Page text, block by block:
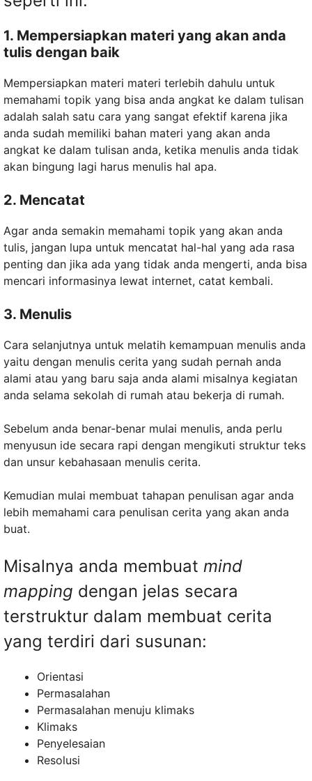
1. Mempersiapkan materi yang akan anda
tulis dengan baik
Mempersiapkan materi materi terlebih dahulu untuk
memahami topik yang bisa anda angkat ke dalam tulisan
adalah salah satu cara yang sangat efektif karena jika
anda sudah memiliki bahan materi yang akan anda
angkat ke dalam tulisan anda, ketika menulis anda tidak
akan bingung lagi harus menulis hal apa.
2. Mencatat
Agar anda semakin memahami topik yang akan anda
tulis, jangan lupa untuk mencatat hal-hal yang ada rasa
penting dan jika ada yang tidak anda mengerti, anda bisa
mencari informasinya lewat internet, catat kembali.
3. Menulis
Cara selanjutnya untuk melatih kemampuan menulis anda
yaitu dengan menulis cerita yang sudah pernah anda
alami atau yang baru saja anda alami misalnya kegiatan
anda selama sekolah di rumah atau bekerja di rumah.
Sebelum anda benar-benar mulai menulis, anda perlu
menyusun ide secara rapi dengan mengikuti struktur teks
dan unsur kebahasaan menulis cerita.
Kemudian mulai membuat tahapan penulisan agar anda
lebih memahami cara penulisan cerita yang akan anda
buat.
Misalnya anda membuat mind
mapping dengan jelas secara
terstruktur dalam membuat cerita
yang terdiri dari susunan:
Orientasi
Permasalahan
Permasalahan menuju klimaks
Klimaks
Penyelesaian
Resolusi